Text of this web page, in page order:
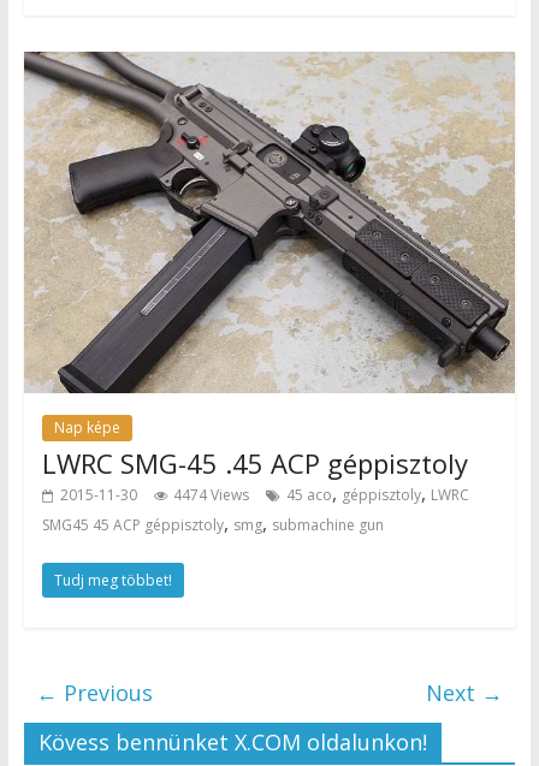
Nap képe
LWRC SMG-45 .45 ACP géppisztoly
2015-11-30 4474 Views 45 aco, géppisztoly, LWRC
SMG45 45 ACP géppisztoly, smg, submachine gun
Tudj meg többet!
← Previous
Next →
Kövess bennünket X.COM oldalunkon!